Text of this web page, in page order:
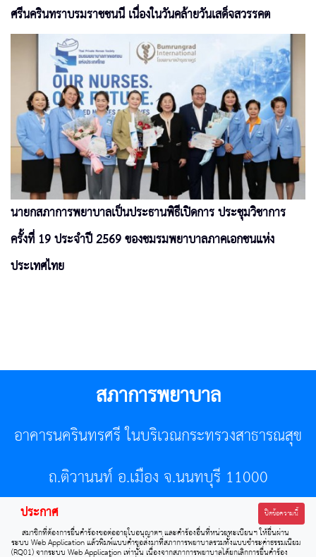
ศรีนครินทราบรมราชชนนี เนื่องในวันคล้ายวันเสด็จสวรรคต
นายกสภาการพยาบาลเป็นประธานพิธีเปิดการ ประชุมวิชาการ
ครั้งที่ 19 ประจำปี 2569 ของชมรมพยาบาลภาคเอกชนแห่ง
ประเทศไทย
สภาการพยาบาล
อาคารนครินทรศรี ในบริเวณกระทรวงสาธารณสุข
ถ.ติวานนท์ อ.เมือง จ.นนทบุรี 11000
โทรศัพท์ 02-596-7500 โทรสาร 0-2589-7121 E-mail :
center@tnmc.or.th
ประกาศ ปิดข้อความนี้
สมาชิกที่ต้องการยื่นคำร้องขอต่ออายุใบอนุญาตฯ และคำร้องอื่นที่หน่วยทะเบียนฯ ให้ยื่นผ่าน
ระบบ Web Application แล้วพิมพ์แบบคำขอส่งมาที่สภาการพยาบาลรวมทั้งแบบชำระค่าธรรมเนียม
(RQ01) จากระบบ Web Application เท่านั้น เนื่องจากสภาการพยาบาลได้ยกเลิกการยื่นคำร้อง